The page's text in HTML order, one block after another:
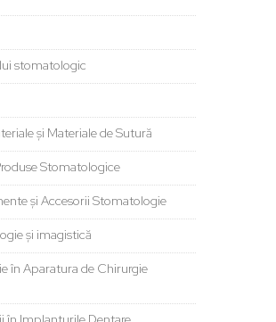
stomatologic
și Materiale de Sutură
Stomatologice
și Accesorii Stomatologie
și imagistică
în Aparatura de Chirurgie